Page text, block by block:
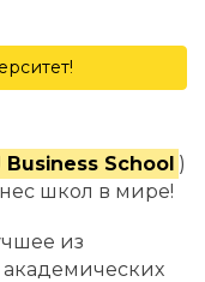
Business School )
школ в мире!
из